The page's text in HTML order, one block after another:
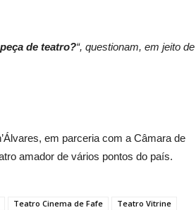
de teatro?“, questionam, em jeito de
em parceria com a Câmara de
amador de vários pontos do país.
Teatro Cinema de Fafe Teatro Vitrine